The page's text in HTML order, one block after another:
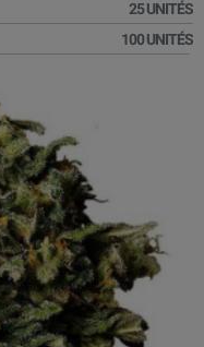
25 UNITÉS
100 UNITÉS